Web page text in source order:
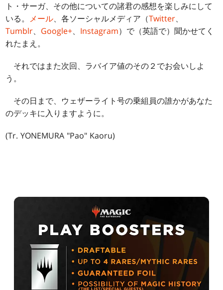
ト・サーガ、その他についての諸君の感想を楽しみにして
いる。 メール、各ソーシャルメディア（Twitter、
Tumblr、 Google+、 Instagram）で（英語で）聞かせてく
れたまえ。
それではまた次回、ラバイア値のその２でお会いしよ
う。
その日まで、ウェザーライト号の乗組員の誰かがあなた
のデッキに入りますように。
(Tr. YONEMURA "Pao" Kaoru)